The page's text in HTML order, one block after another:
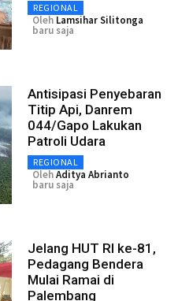
REGIONAL
Oleh Lamsihar Silitonga
baru saja
Antisipasi Penyebaran
Titip Api, Danrem
044/Gapo Lakukan
Patroli Udara
REGIONAL
OlehAditya Abrianto
baru saja
Jelang HUT RI ke-81,
Pedagang Bendera
Mulai Ramai di
Palembang